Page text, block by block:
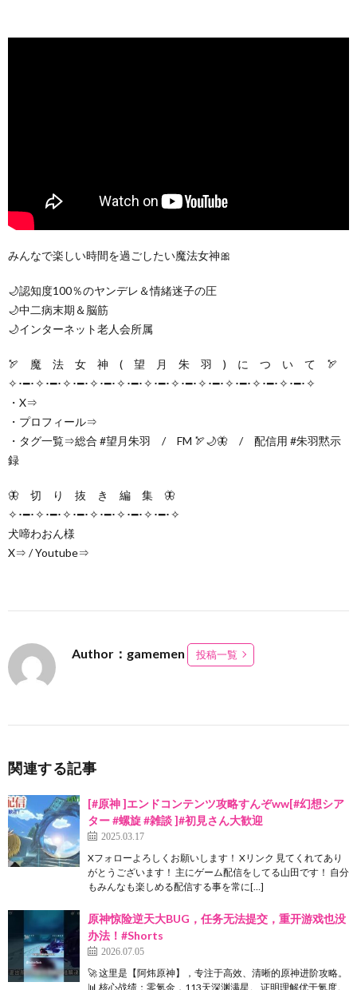
みんなで楽しい時間を過ごしたい魔法女神🎀
🌙認知度100％のヤンデレ＆情緒迷子の圧
🌙中二病末期＆脳筋
🌙インターネット老人会所属
🏹 魔 法 女 神 ( 望 月 朱 羽 ) に つ い て 🏹
✧･━･✧･━･✧･━･✧･━･✧･━･✧･━･✧･━･✧･━･✧･━･✧･━･✧･━･✧
・X⇒
・プロフィール⇒
・タグ一覧⇒総合 #望月朱羽 / FM 🏹🌙🦋 / 配信用 #朱羽黙示
録
🦋 切 り 抜 き 編 集 🦋
✧･━･✧･━･✧･━･✧･━･✧･━･✧･━･✧
犬啼わおん様
X⇒ / Youtube⇒
Author：gamemen 投稿一覧
関連する記事
[#原神 ]エンドコンテンツ攻略すんぞww[#幻想シア
ター #螺旋 #雑談 ]#初見さん大歓迎
2025.03.17
Xフォローよろしくお願いします！ Xリンク 見てくれてあり
がとうございます！ 主にゲーム配信をしてる山田です！ 自分
もみんなも楽しめる配信する事を常に[…]
原神惊险逆天大BUG，任务无法提交，重开游戏也没
办法！#Shorts
2026.07.05
🚀 这里是【阿炜原神】，专注于高效、清晰的原神进阶攻略。
📊 核心战绩：零氪金，113天深渊满星。 证明理解优于氪度。